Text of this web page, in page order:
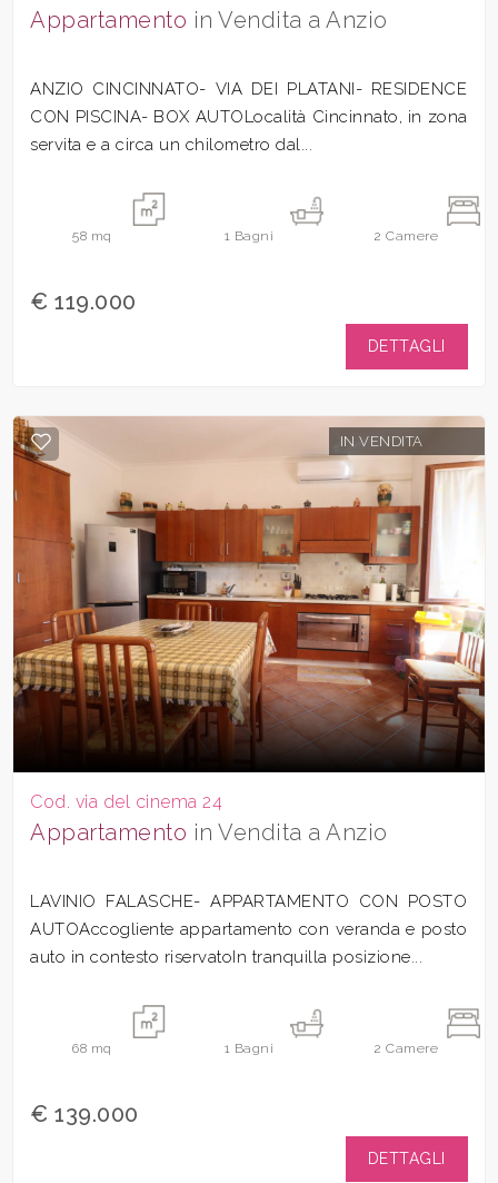
Appartamento in Vendita a Anzio
ANZIO CINCINNATO- VIA DEI PLATANI- RESIDENCE
CON PISCINA- BOX AUTOLocalità Cincinnato, in zona
servita e a circa un chilometro dal...
58 mq 1 Bagni 2 Camere
€ 119.000
DETTAGLI
IN VENDITA
Cod. via del cinema 24
Appartamento in Vendita a Anzio
LAVINIO FALASCHE- APPARTAMENTO CON POSTO
AUTOAccogliente appartamento con veranda e posto
auto in contesto riservatoIn tranquilla posizione...
68 mq 1 Bagni 2 Camere
€ 139.000
DETTAGLI